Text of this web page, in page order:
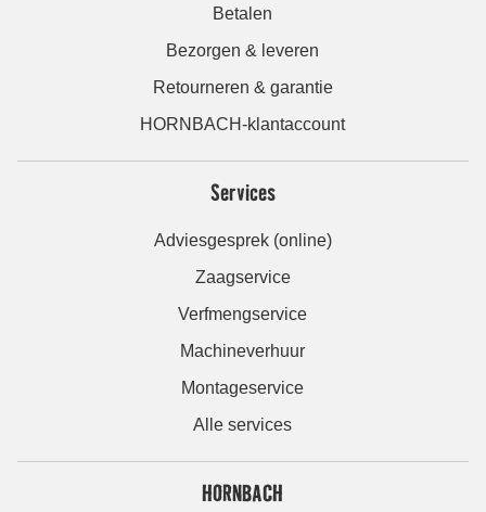
Betalen
Bezorgen & leveren
Retourneren & garantie
HORNBACH-klantaccount
Services
Adviesgesprek (online)
Zaagservice
Verfmengservice
Machineverhuur
Montageservice
Alle services
HORNBACH